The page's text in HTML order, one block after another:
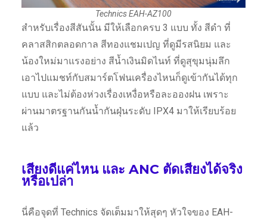
Technics EAH-AZ100
สำหรับเรื่องสีสันนั้น มีให้เลือกครบ 3 แบบ ทั้ง สีดำ ที่
คลาสสิกตลอดกาล สีทองแชมเปญ ที่ดูมีรสนิยม และ
น้องใหม่มาแรงอย่าง สีน้ำเงินมิดไนท์ ที่ดูสุขุมนุ่มลึก
เอาไปแมชท์กับสมาร์ตโฟนเครื่องไหนก็ดูเข้ากันได้ทุก
แบบ และไม่ต้องห่วงเรื่องเหงื่อหรือละอองฝน เพราะ
ผ่านมาตรฐานกันน้ำกันฝุ่นระดับ IPX4 มาให้เรียบร้อย
แล้ว
เสียงดีแค่ไหน และ ANC ตัดเสียงได้จริง
หรือเปล่า
นี่คือจุดที่ Technics จัดเต็มมาให้สุดๆ หัวใจของ EAH-